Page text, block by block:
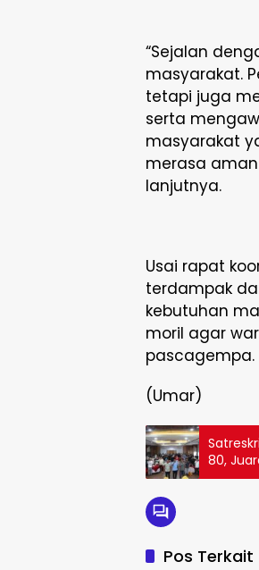
“Sejalan
masyarakat.
tetapi juga
serta
masyarakat
merasa
lanjutnya.
Usai rapat
terdampak
kebutuhan
moril agar
pascagempa.
(Umar)
80,
Pos Terkait